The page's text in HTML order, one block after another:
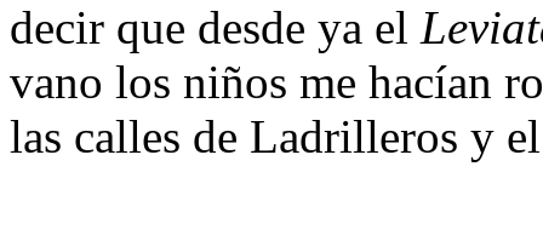
decir que desde ya el
vano los niños me hacían
las calles de Ladrilleros y